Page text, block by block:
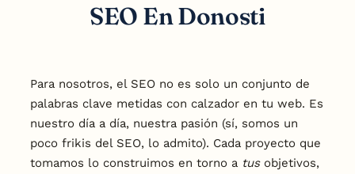
SEO En Donosti
Para nosotros, el SEO no es solo un conjunto de
palabras clave metidas con calzador en tu web. Es
nuestro día a día, nuestra pasión (sí, somos un
poco frikis del SEO, lo admito). Cada proyecto que
tomamos lo construimos en torno a tusobjetivos,